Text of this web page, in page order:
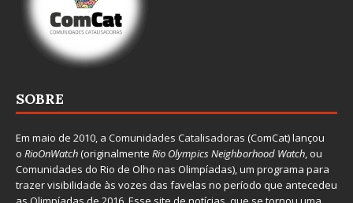
SOBRE
Em maio de 2010, a Comunidades Catalisadoras (ComCat) lançou
o RioOnWatch(originalmente Rio Olympics Neighborhood Watch, ou
Comunidades do Rio de Olho nas Olimpíadas), um programa para
trazer visibilidade às vozes das favelas no período que antecedeu